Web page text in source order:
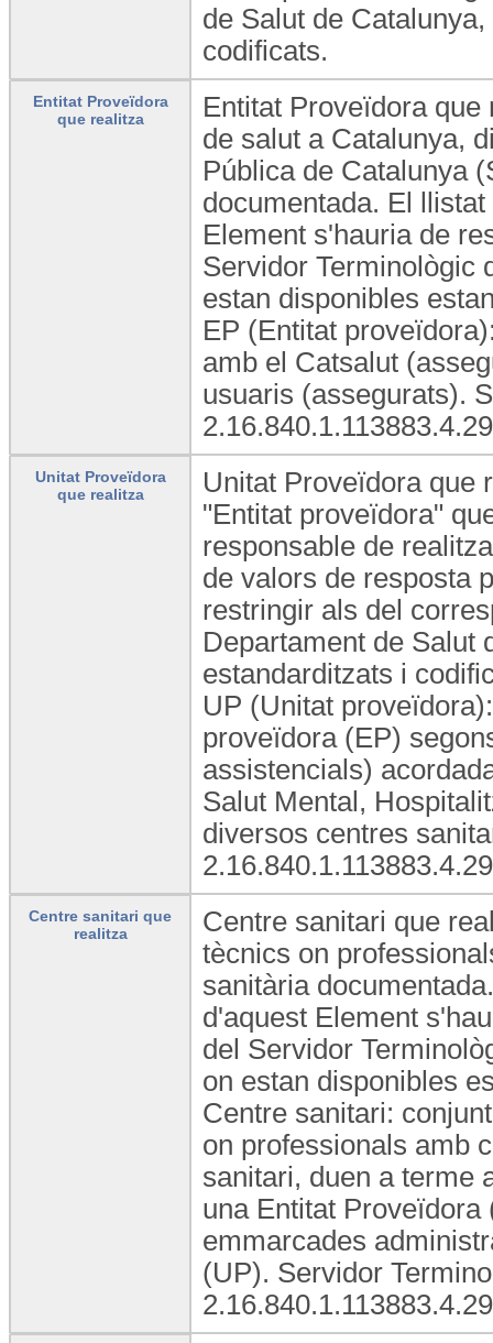
de Salut de
codificats.
Entitat Proveïdora
que realitza
Entitat Proveïdora
de salut a Catalunya,
Pública de Catalunya
documentada. El
Element s'hauria de
Servidor Terminològic
estan disponibles
EP (Entitat
amb el Catsalut
usuaris (assegurats).
Unitat Proveïdora
que realitza
Unitat Proveïdora que
"Entitat proveïdora"
responsable de
de valors de resposta
restringir als del
Departament de Salut
estandarditzats i
UP (Unitat
proveïdora (EP)
assistencials)
Salut Mental,
diversos centres
Centre sanitari que
realitza
Centre sanitari que
tècnics on
sanitària
d'aquest Element
del Servidor
on estan disponibles
Centre sanitari:
on professionals amb
sanitari, duen a terme
una Entitat
emmarcades
(UP). Servidor